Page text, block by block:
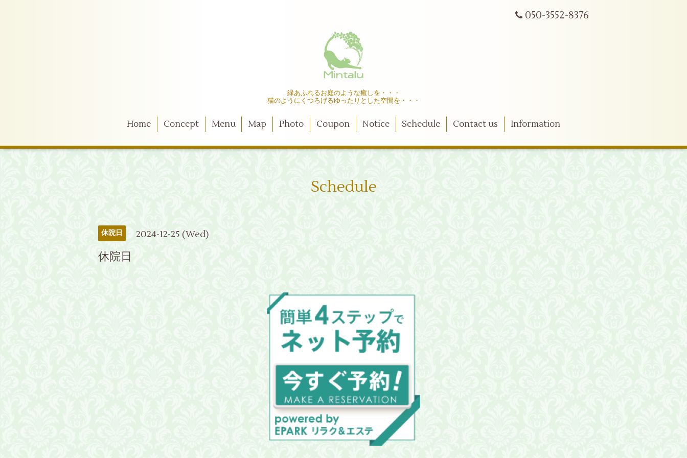
050-3552-8376
緑あふれるお庭のような癒しを・・・
猫のようにくつろげるゆったりとした空間を・・・
Home Concept Menu Map Photo Coupon Notice Schedule Contact us Information
Schedule
休院日 2024-12-25 (Wed)
休院日